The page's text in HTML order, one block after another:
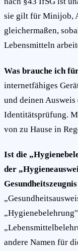
sie gilt für Minijob,
gleichermaßen,
Lebensmitteln
Was brauche ich
internetfähiges
und deinen Ausweis
Identitätsprüfung.
von zu Hause in
Ist die
der
andere Namen für